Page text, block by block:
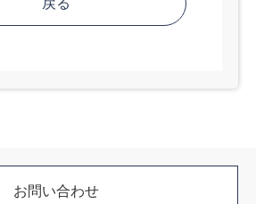
お問い合わせ